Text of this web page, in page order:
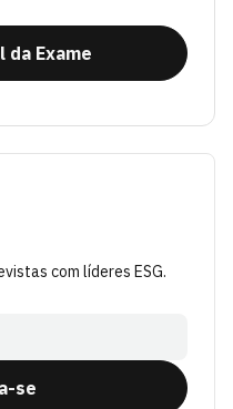
da Exame
com líderes ESG.
se